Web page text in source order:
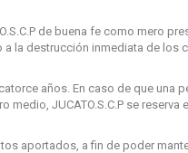
de buena fe como mero
la destrucción inmediata de
años. En caso de que
JUCATO.S.C.P se
aportados, a fin de poder